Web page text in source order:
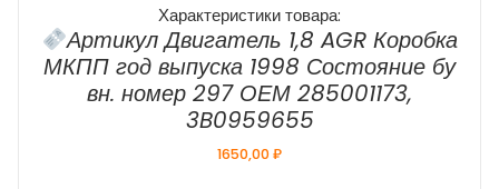
Характеристики товара:
Артикул Двигатель 1,8 AGR Коробка
МКПП год выпуска 1998 Состояние бу
вн. номер 297 ОЕМ 285001173,
3B0959655
1650,00₽